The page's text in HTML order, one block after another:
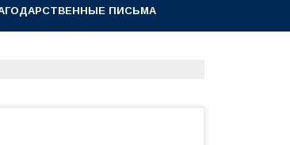
ПИСЬМА